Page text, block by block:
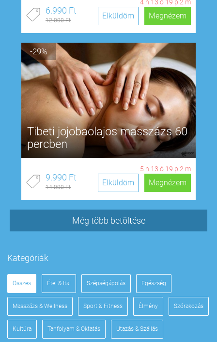
4 n 13 ó 19 p 1 m
6.990 Ft
12.000 Ft Megnézem
Elküldöm
-29%
Tibeti jojobaolajos masszázs 60
percben
5 n 13 ó 19 p 1 m
9.990 Ft
14.000 Ft Megnézem
Elküldöm
Még több betöltése
Kategóriák
Összes Étel & Ital Szépségápolás Egészség
Masszázs & Wellness Sport & Fitness Élmény Szórakozás
Kultúra Tanfolyam & Oktatás Utazás & Szállás